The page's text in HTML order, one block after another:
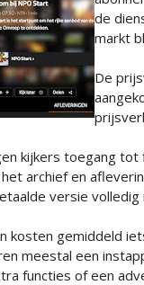
de
markt
De
kijkers toegang
archief en
versie
kosten gemiddeld
meestal een
functies of een